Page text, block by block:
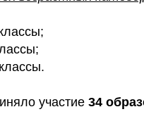
участие 34